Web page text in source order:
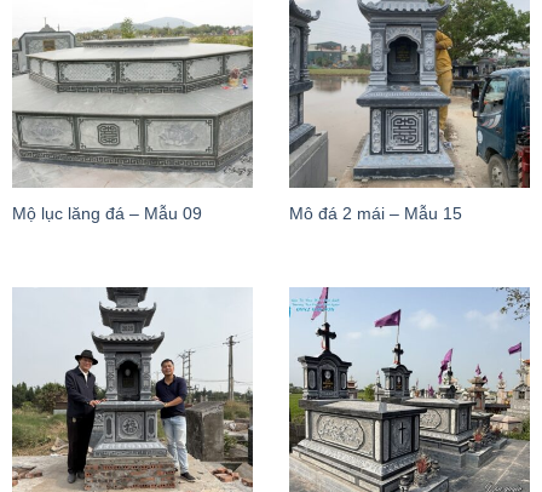
Mộ lục lăng đá – Mẫu 09 Mô đá 2 mái – Mẫu 15